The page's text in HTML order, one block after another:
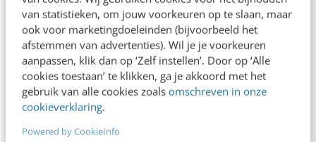
van statistieken, om jouw voorkeuren op te slaan, maar
ook voor marketingdoeleinden (bijvoorbeeld het
afstemmen van advertenties). Wil je je voorkeuren
aanpassen, klik dan op ‘Zelf instellen’. Door op ‘Alle
cookies toestaan’ te klikken, ga je akkoord met het
gebruik van alle cookies zoals omschreven in onze
cookieverklaring.
Powered by CookieInfo
“Er was een vrouw uit Rotterdam die erg ziek
was en niet uit huis kon. Ze vertelde mij dat ze
elke ochtend op mijn pagina keek, om te zien
wat ik nu weer gedaan had. Dit was voor haar
het enige lichtpuntje in de dag. Ook vertelde ze